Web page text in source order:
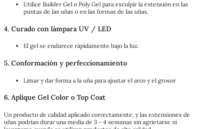
Utilice Builder Gel o Poly Gel para esculpir la extensión en las
puntas de las uñas o en las formas de las uñas.
4. Curado con lámpara UV / LED
El gel se endurece rápidamente bajo la luz.
5. Conformación y perfeccionamiento
Limar y dar forma a la uña para ajustar el arco y el grosor
6. Aplique Gel Color o Top Coat
Un producto de calidad aplicado correctamente, y las extensiones de
uñas podrían durar una media de 3 - 4 semanas sin agrietarse ni